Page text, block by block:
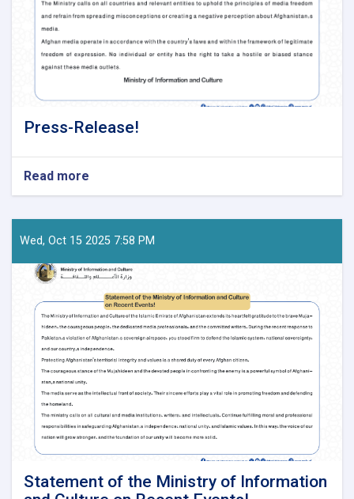
Press-Release!
Read more
Press-
Wed, Oct 15 2025 7:58 PM
Statement of the Ministry of Information